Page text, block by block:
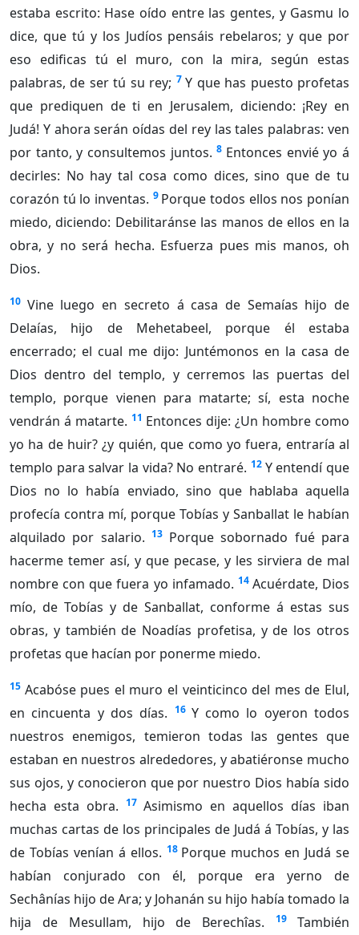
estaba escrito: Hase oído entre las gentes, y Gasmu lo
dice, que tú y los Judíos pensáis rebelaros; y que por
eso edificas tú el muro, con la mira, según estas
palabras, de ser tú su rey; 7 Y que has puesto profetas
que prediquen de ti en Jerusalem, diciendo: ¡Rey en
Judá! Y ahora serán oídas del rey las tales palabras: ven
por tanto, y consultemos juntos. 8 Entonces envié yo á
decirles: No hay tal cosa como dices, sino que de tu
corazón tú lo inventas. 9 Porque todos ellos nos ponían
miedo, diciendo: Debilitaránse las manos de ellos en la
obra, y no será hecha. Esfuerza pues mis manos, oh
Dios.
10 Vine luego en secreto á casa de Semaías hijo de
Delaías, hijo de Mehetabeel, porque él estaba
encerrado; el cual me dijo: Juntémonos en la casa de
Dios dentro del templo, y cerremos las puertas del
templo, porque vienen para matarte; sí, esta noche
vendrán á matarte. 11 Entonces dije: ¿Un hombre como
yo ha de huir? ¿y quién, que como yo fuera, entraría al
templo para salvar la vida? No entraré. 12 Y entendí que
Dios no lo había enviado, sino que hablaba aquella
profecía contra mí, porque Tobías y Sanballat le habían
alquilado por salario. 13 Porque sobornado fué para
hacerme temer así, y que pecase, y les sirviera de mal
nombre con que fuera yo infamado. 14 Acuérdate, Dios
mío, de Tobías y de Sanballat, conforme á estas sus
obras, y también de Noadías profetisa, y de los otros
profetas que hacían por ponerme miedo.
15 Acabóse pues el muro el veinticinco del mes de Elul,
en cincuenta y dos días. 16 Y como lo oyeron todos
nuestros enemigos, temieron todas las gentes que
estaban en nuestros alrededores, y abatiéronse mucho
sus ojos, y conocieron que por nuestro Dios había sido
hecha esta obra. 17 Asimismo en aquellos días iban
muchas cartas de los principales de Judá á Tobías, y las
de Tobías venían á ellos. 18 Porque muchos en Judá se
habían conjurado con él, porque era yerno de
Sechânías hijo de Ara; y Johanán su hijo había tomado la
hija de Mesullam, hijo de Berechîas.
19 También